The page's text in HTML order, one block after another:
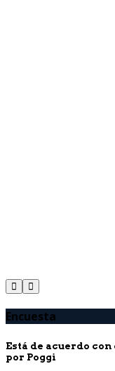
Encuesta
Está de acuerdo
por Poggi